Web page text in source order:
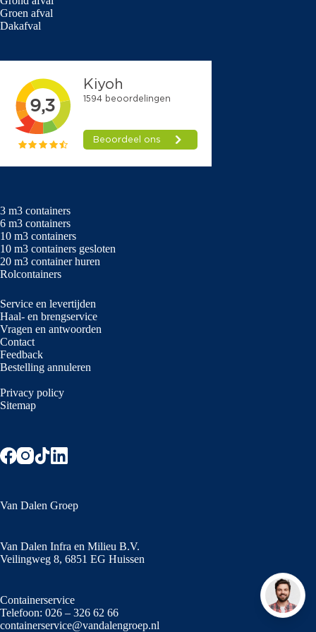
Groen afval
Dakafval
3 m3 containers
6 m3 containers
10 m3 containers
10 m3 containers gesloten
20 m3 container huren
Rolcontainers
Service en levertijden
Haal- en brengservice
Vragen en antwoorden
Contact
Feedback
Bestelling annuleren
Privacy policy
Sitemap
Van Dalen Groep
Van Dalen Infra en Milieu B.V.
Veilingweg 8, 6851 EG Huissen
Containerservice
Telefoon: 026 – 326 62 66
containerservice@vandalengroep.nl